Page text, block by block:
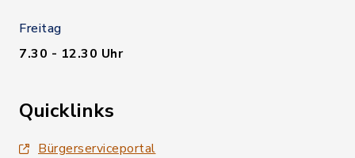
Freitag
7.30 - 12.30 Uhr
Quicklinks
Bürgerserviceportal